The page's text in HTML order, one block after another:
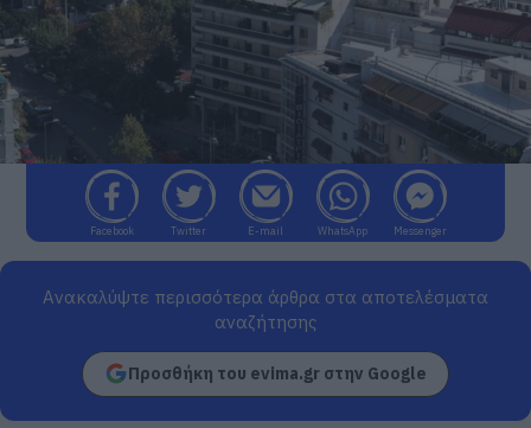
Facebook Twitter E-mail WhatsApp Messenger
Ανακαλύψτε περισσότερα άρθρα στα αποτελέσματα
αναζήτησης
Προσθήκη του evima.gr στην Google